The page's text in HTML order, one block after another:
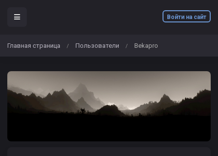
Войти на сайт
Главная страница / Пользователи / Bekapro